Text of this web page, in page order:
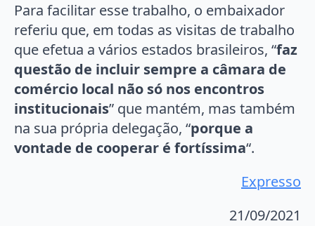
Para facilitar esse trabalho, o embaixador
referiu que, em todas as visitas de trabalho
que efetua a vários estados brasileiros, “faz
questão de incluir sempre a câmara de
comércio local não só nos encontros
institucionais” que mantém, mas também
na sua própria delegação, “porque a
vontade de cooperar é fortíssima“.
Expresso
21/09/2021